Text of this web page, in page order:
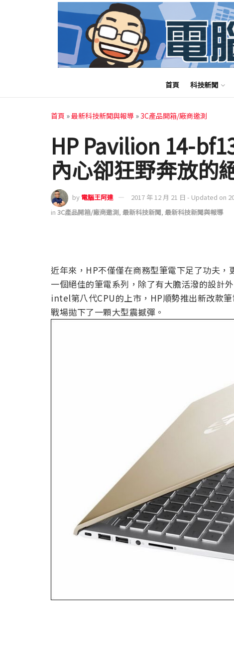
首頁 科技新聞
首頁 »最新科技新聞與報導 »3C產品開箱/廠商邀測
HP Pavilion 14-
內心卻狂野奔放的
by 電腦王阿達
2017 年 12 月 21 日 - Updated on
in 3C產品開箱/廠商邀測, 最新科技新聞, 最新科技新聞與報導
近年來，HP不僅僅在商務型筆電下足了功夫
一個絕佳的筆電系列，除了有大膽活潑的設計
intel第八代CPU的上市，HP順勢推出新改款
戰場拋下了一顆大型震撼彈。